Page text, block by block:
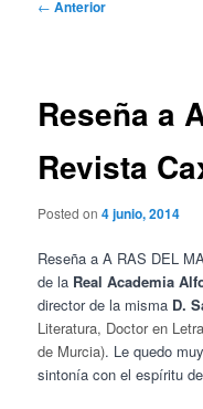
← Anterior
Reseña a
Revista
Posted on4 junio, 2014
Reseña a A RAS DEL
de la Real Academia
director de la misma D.
Literatura, Doctor en
de Murcia). Le quedo
sintonía con el espíritu